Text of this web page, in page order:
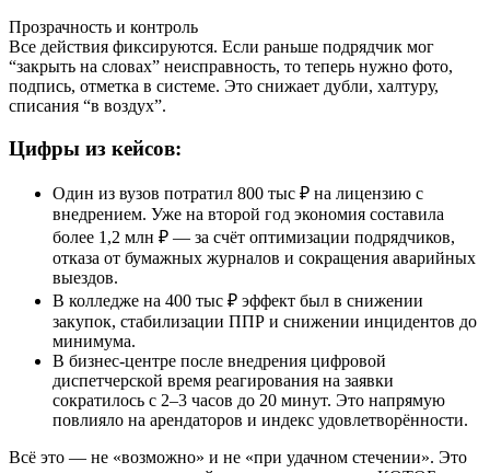
Прозрачность и контроль
Все действия фиксируются. Если раньше подрядчик мог
“закрыть на словах” неисправность, то теперь нужно фото,
подпись, отметка в системе. Это снижает дубли, халтуру,
списания “в воздух”.
Цифры из кейсов:
Один из вузов потратил 800 тыс ₽ на лицензию с
внедрением. Уже на второй год экономия составила
более 1,2 млн ₽ — за счёт оптимизации подрядчиков,
отказа от бумажных журналов и сокращения аварийных
выездов.
В колледже на 400 тыс ₽ эффект был в снижении
закупок, стабилизации ППР и снижении инцидентов до
минимума.
В бизнес-центре после внедрения цифровой
диспетчерской время реагирования на заявки
сократилось с 2–3 часов до 20 минут. Это напрямую
повлияло на арендаторов и индекс удовлетворённости.
Всё это — не «возможно» и не «при удачном стечении». Это